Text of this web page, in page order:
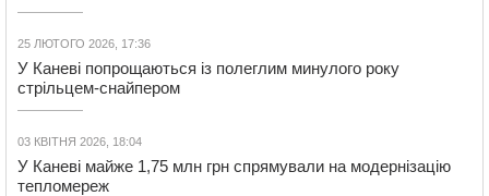
25 ЛЮТОГО 2026, 17:36
У Каневі попрощаються із полеглим минулого року
стрільцем-снайпером
03 КВІТНЯ 2026, 18:04
У Каневі майже 1,75 млн грн спрямували на модернізацію
тепломереж